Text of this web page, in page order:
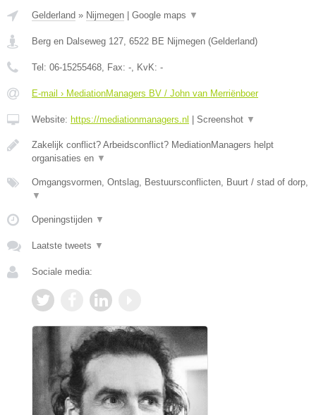
Gelderland » Nijmegen Google maps ▼
Berg en Dalseweg 127 6522 BE Nijmegen (Gelderland)
Tel: 06-15255468 , Fax: - , KvK: -
E-mail › MediationManagers BV / John van Merriënboer
Website: https://mediationmanagers.nl Screenshot ▼
Zakelijk conflict? Arbeidsconflict? MediationManagers helpt
organisaties en ▼
Omgangsvormen, Ontslag, Bestuursconflicten, Buurt / stad of dorp,
▼
Openingstijden ▼
Laatste tweets ▼
Sociale media: